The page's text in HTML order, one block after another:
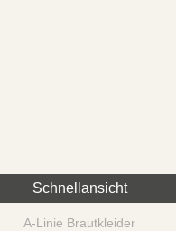
Schnellansicht
A-Linie Brautkleider